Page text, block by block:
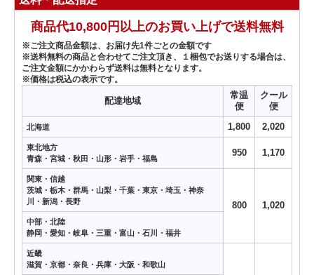
商品代10,800円以上のお買い上げで送料無料
※ご注文商品金額は、お届け先1件ごとの金額です
※送料無料の商品と合わせてご注文頂き、１梱包でお送りする場合は、
ご注文金額にかかわらず送料は無料となります。
※価格は税込の表示です。
配達地域
常温
便
クール
便
北海道 1,800 2,020
東北地方
青森・宮城・秋田・山形・岩手・福島
950 1,170
関東・信越
茨城・栃木・群馬・山梨・千葉・東京・埼玉・神奈
川・新潟・長野
800 1,020
中部・北陸
静岡・愛知・岐阜・三重・富山・石川・福井
近畿
滋賀・京都・奈良・兵庫・大阪・和歌山